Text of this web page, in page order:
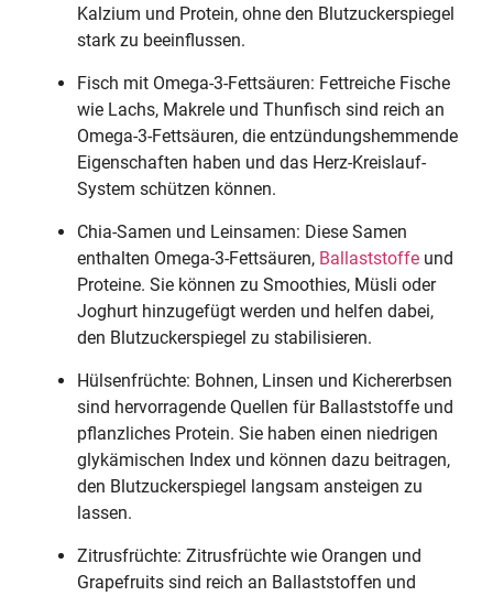
Kalzium und Protein, ohne den Blutzuckerspiegel
stark zu beeinflussen.
Fisch mit Omega-3-Fettsäuren: Fettreiche Fische
wie Lachs, Makrele und Thunfisch sind reich an
Omega-3-Fettsäuren, die entzündungshemmende
Eigenschaften haben und das Herz-Kreislauf-
System schützen können.
Chia-Samen und Leinsamen: Diese Samen
enthalten Omega-3-Fettsäuren, Ballaststoffe und
Proteine. Sie können zu Smoothies, Müsli oder
Joghurt hinzugefügt werden und helfen dabei,
den Blutzuckerspiegel zu stabilisieren.
Hülsenfrüchte: Bohnen, Linsen und Kichererbsen
sind hervorragende Quellen für Ballaststoffe und
pflanzliches Protein. Sie haben einen niedrigen
glykämischen Index und können dazu beitragen,
den Blutzuckerspiegel langsam ansteigen zu
lassen.
Zitrusfrüchte: Zitrusfrüchte wie Orangen und
Grapefruits sind reich an Ballaststoffen und